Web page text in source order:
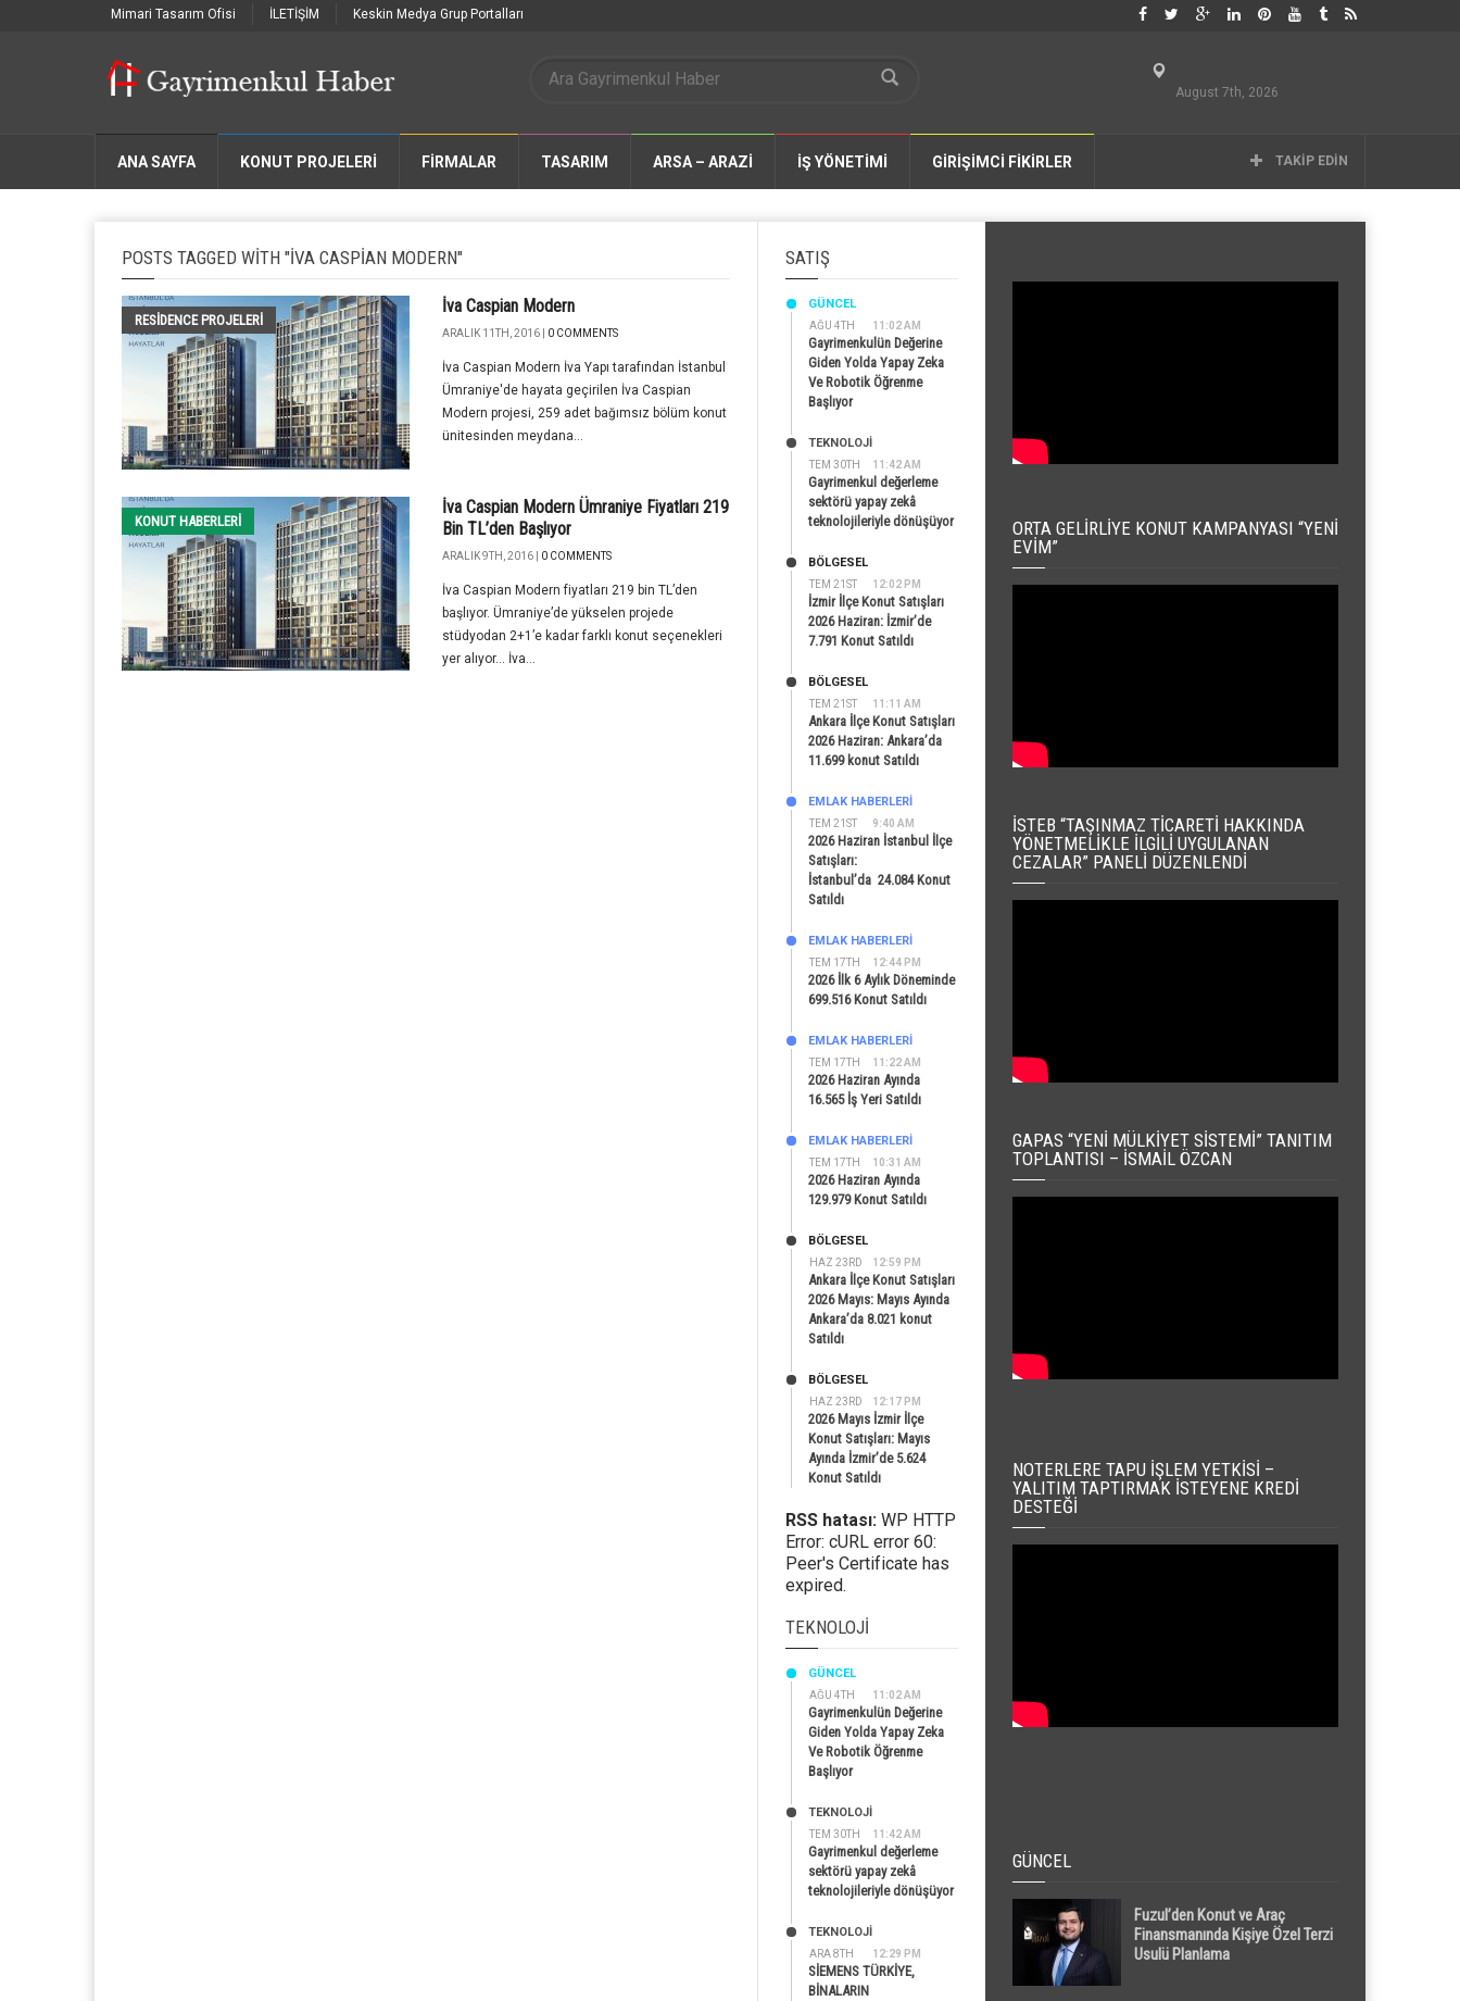
Mimari Tasarım Ofisi İLETİŞİM Keskin Medya Grup Portalları
August 7th, 2026
ANA SAYFA KONUT PROJELERİ FIRMALAR TASARIM ARSA – ARAZİ İŞ YÖNETİMİ GİRİŞİMCİ FİKİRLER TAKIP EDIN
POSTS TAGGED WITH "IVA CASPIAN MODERN"
RESIDENCE PROJELERI
İva Caspian Modern
ARALIK 11TH, 2016 | 0 COMMENTS
İva Caspian Modern İva Yapı tarafından İstanbul
Ümraniye'de hayata geçirilen İva Caspian
Modern projesi, 259 adet bağımsız bölüm konut
ünitesinden meydana...
KONUT HABERLERI
İva Caspian Modern Ümraniye Fiyatları 219
Bin TL’den Başlıyor
ARALIK 9TH, 2016 | 0 COMMENTS
İva Caspian Modern fiyatları 219 bin TL’den
başlıyor. Ümraniye’de yükselen projede
stüdyodan 2+1’e kadar farklı konut seçenekleri
yer alıyor… İva...
SATIŞ
AĞU 4TH 11:02 AM
GÜNCEL
Gayrimenkulün Değerine
Giden Yolda Yapay Zeka
Ve Robotik Öğrenme
Başlıyor
TEM 30TH 11:42 AM
TEKNOLOJİ
Gayrimenkul değerleme
sektörü yapay zekâ
teknolojileriyle dönüşüyor
TEM 21ST 12:02 PM
BÖLGESEL
İzmir İlçe Konut Satışları
2026 Haziran: İzmir’de
7.791 Konut Satıldı
TEM 21ST 11:11 AM
BÖLGESEL
Ankara İlçe Konut Satışları
2026 Haziran: Ankara’da
11.699 konut Satıldı
TEM 21ST 9:40 AM
EMLAK HABERLERI
2026 Haziran İstanbul İlçe
Satışları:
İstanbul’da 24.084 Konut
Satıldı
TEM 17TH 12:44 PM
EMLAK HABERLERI
2026 İlk 6 Aylık Döneminde
699.516 Konut Satıldı
TEM 17TH 11:22 AM
EMLAK HABERLERI
2026 Haziran Ayında
16.565 İş Yeri Satıldı
TEM 17TH 10:31 AM
EMLAK HABERLERI
2026 Haziran Ayında
129.979 Konut Satıldı
HAZ 23RD 12:59 PM
BÖLGESEL
Ankara İlçe Konut Satışları
2026 Mayıs: Mayıs Ayında
Ankara’da 8.021 konut
Satıldı
HAZ 23RD 12:17 PM
BÖLGESEL
2026 Mayıs İzmir İlçe
Konut Satışları: Mayıs
Ayında İzmir’de 5.624
Konut Satıldı
RSS hatası: WP HTTP
Error: cURL error 60:
Peer's Certificate has
expired.
TEKNOLOJI
AĞU 4TH 11:02 AM
GÜNCEL
Gayrimenkulün Değerine
Giden Yolda Yapay Zeka
Ve Robotik Öğrenme
Başlıyor
TEM 30TH 11:42 AM
TEKNOLOJİ
Gayrimenkul değerleme
sektörü yapay zekâ
teknolojileriyle dönüşüyor
ARA 8TH 12:29 PM
TEKNOLOJİ
SİEMENS TÜRKİYE,
BİNALARIN
ORTA GELIRLIYE KONUT KAMPANYASI “YENI
EVIM”
İSTEB “TAŞINMAZ TICARETI HAKKINDA
YÖNETMELIKLE İLGILI UYGULANAN
CEZALAR” PANELI DÜZENLENDI
GAPAS “YENI MÜLKIYET SISTEMI” TANITIM
TOPLANTISI – İSMAIL ÖZCAN
NOTERLERE TAPU İŞLEM YETKISI –
YALITIM TAPTIRMAK İSTEYENE KREDI
DESTEĞI
GÜNCEL
Fuzul’den Konut ve Araç
Finansmanında Kişiye Özel Terzi
Usulü Planlama